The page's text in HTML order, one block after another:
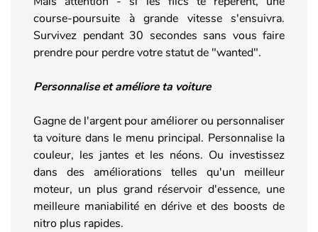
course-poursuite à grande vitesse s'ensuivra.
Survivez pendant 30 secondes sans vous faire
prendre pour perdre votre statut de "wanted".
Personnalise et améliore ta voiture
Gagne de l'argent pour améliorer ou personnaliser
ta voiture dans le menu principal. Personnalise la
couleur, les jantes et les néons. Ou investissez
dans des améliorations telles qu'un meilleur
moteur, un plus grand réservoir d'essence, une
meilleure maniabilité en dérive et des boosts de
nitro plus rapides.